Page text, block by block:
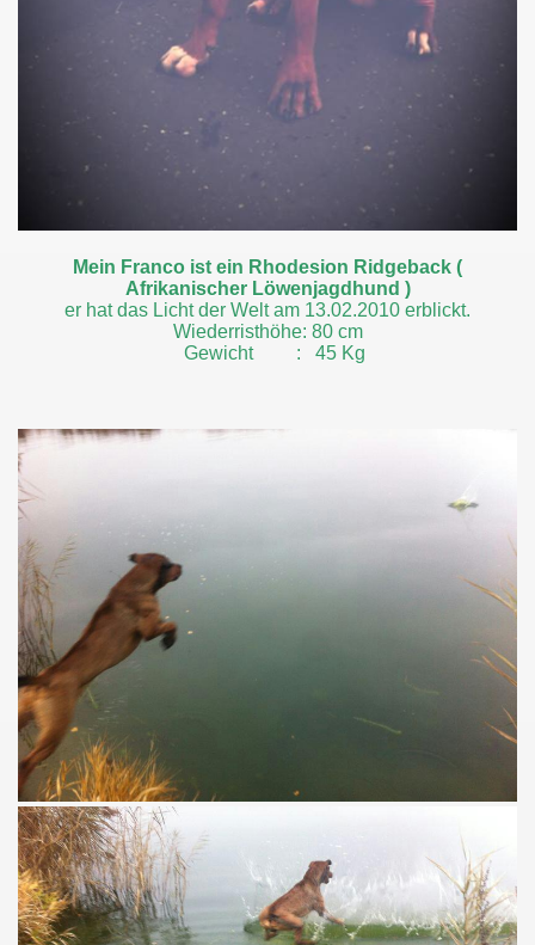
Mein Franco ist ein Rhodesion Ridgeback (
Afrikanischer Löwenjagdhund )
er hat das Licht der Welt am 13.02.2010 erblickt.
Wiederristhöhe: 80 cm
Gewicht : 45 Kg